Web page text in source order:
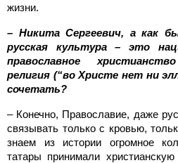
жизни.
– Никита Сергеевич, а как
русская культура – это
православное
религия (“во Христе нет ни
сочетать?
– Конечно, Православие, даже
связывать только с кровью,
знаем из истории огромное
татары принимали